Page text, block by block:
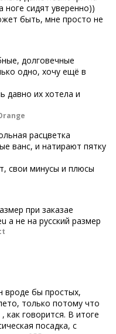
ноге сидят уверенно))
быть, мне просто не
долговечные
одно, хочу ещё в
давно их хотела и
расцветка
ванс, и натирают пятку
свои минусы и плюсы
при заказае
а не на русский размер
вроде бы простых,
только потому что
как говорится. В итоге
посадка, с